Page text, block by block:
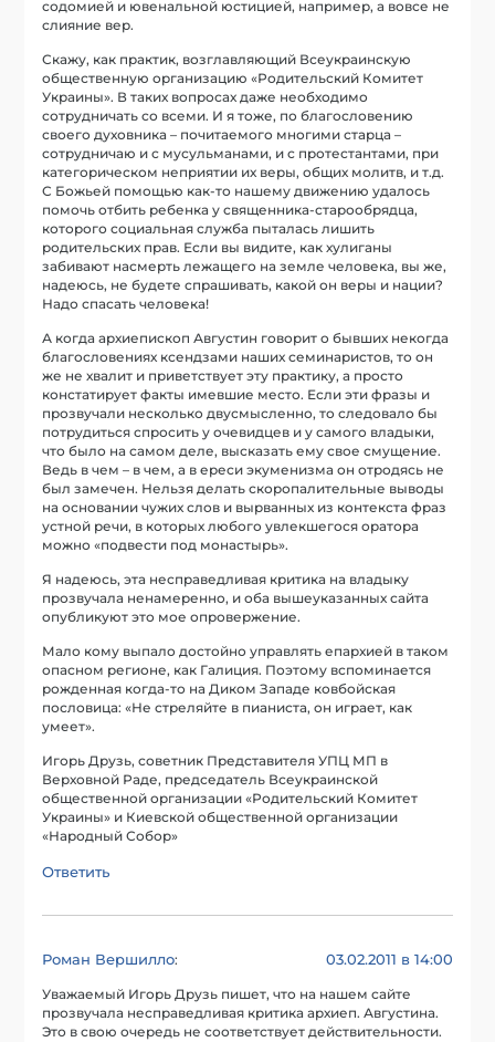
содомией и ювенальной юстицией, например, а вовсе не
слияние вер.
Скажу, как практик, возглавляющий Всеукраинскую
общественную организацию «Родительский Комитет
Украины». В таких вопросах даже необходимо
сотрудничать со всеми. И я тоже, по благословению
своего духовника – почитаемого многими старца –
сотрудничаю и с мусульманами, и с протестантами, при
категорическом неприятии их веры, общих молитв, и т.д.
С Божьей помощью как-то нашему движению удалось
помочь отбить ребенка у священника-старообрядца,
которого социальная служба пыталась лишить
родительских прав. Если вы видите, как хулиганы
забивают насмерть лежащего на земле человека, вы же,
надеюсь, не будете спрашивать, какой он веры и нации?
Надо спасать человека!
А когда архиепископ Августин говорит о бывших некогда
благословениях ксендзами наших семинаристов, то он
же не хвалит и приветствует эту практику, а просто
констатирует факты имевшие место. Если эти фразы и
прозвучали несколько двусмысленно, то следовало бы
потрудиться спросить у очевидцев и у самого владыки,
что было на самом деле, высказать ему свое смущение.
Ведь в чем – в чем, а в ереси экуменизма он отродясь не
был замечен. Нельзя делать скоропалительные выводы
на основании чужих слов и вырванных из контекста фраз
устной речи, в которых любого увлекшегося оратора
можно «подвести под монастырь».
Я надеюсь, эта несправедливая критика на владыку
прозвучала ненамеренно, и оба вышеуказанных сайта
опубликуют это мое опровержение.
Мало кому выпало достойно управлять епархией в таком
опасном регионе, как Галиция. Поэтому вспоминается
рожденная когда-то на Диком Западе ковбойская
пословица: «Не стреляйте в пианиста, он играет, как
умеет».
Игорь Друзь, советник Представителя УПЦ МП в
Верховной Раде, председатель Всеукраинской
общественной организации «Родительский Комитет
Украины» и Киевской общественной организации
«Народный Собор»
Ответить
Роман Вершилло: 03.02.2011 в 14:00
Уважаемый Игорь Друзь пишет, что на нашем сайте
прозвучала несправедливая критика архиеп. Августина.
Это в свою очередь не соответствует действительности.